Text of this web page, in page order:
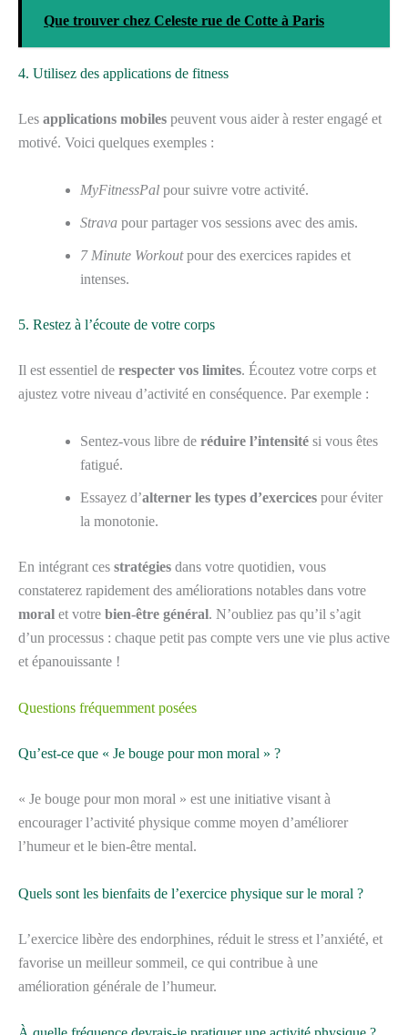
Que trouver chez Celeste rue de Cotte à Paris
4. Utilisez des applications de fitness
Les applications mobiles peuvent vous aider à rester engagé et
motivé. Voici quelques exemples :
MyFitnessPal pour suivre votre activité.
Strava pour partager vos sessions avec des amis.
7 Minute Workoutpour des exercices rapides et
intenses.
5. Restez à l’écoute de votre corps
Il est essentiel de respecter vos limites. Écoutez votre corps et
ajustez votre niveau d’activité en conséquence. Par exemple :
Sentez-vous libre de réduire l’intensité si vous êtes
fatigué.
Essayez d’alterner les types d’exercices pour éviter
la monotonie.
En intégrant ces stratégies dans votre quotidien, vous
constaterez rapidement des améliorations notables dans votre
moral et votre bien-être général. N’oubliez pas qu’il s’agit
d’un processus : chaque petit pas compte vers une vie plus active
et épanouissante !
Questions fréquemment posées
Qu’est-ce que « Je bouge pour mon moral » ?
« Je bouge pour mon moral » est une initiative visant à
encourager l’activité physique comme moyen d’améliorer
l’humeur et le bien-être mental.
Quels sont les bienfaits de l’exercice physique sur le moral ?
L’exercice libère des endorphines, réduit le stress et l’anxiété, et
favorise un meilleur sommeil, ce qui contribue à une
amélioration générale de l’humeur.